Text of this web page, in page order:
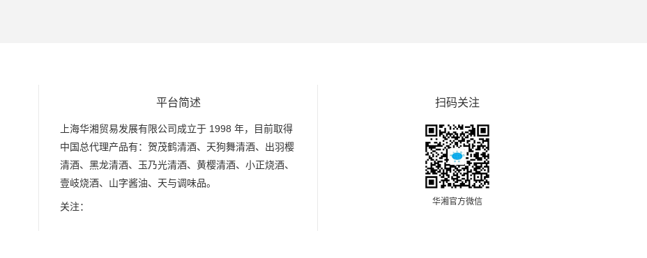
平台简述
上海华湘贸易发展有限公司成立于 1998 年，目前取得
中国总代理产品有：贺茂鹤清酒、天狗舞清酒、出羽樱
清酒、黑龙清酒、玉乃光清酒、黄樱清酒、小正烧酒、
壹岐烧酒、山字酱油、天与调味品。
关注：
扫码关注
华湘官方微信